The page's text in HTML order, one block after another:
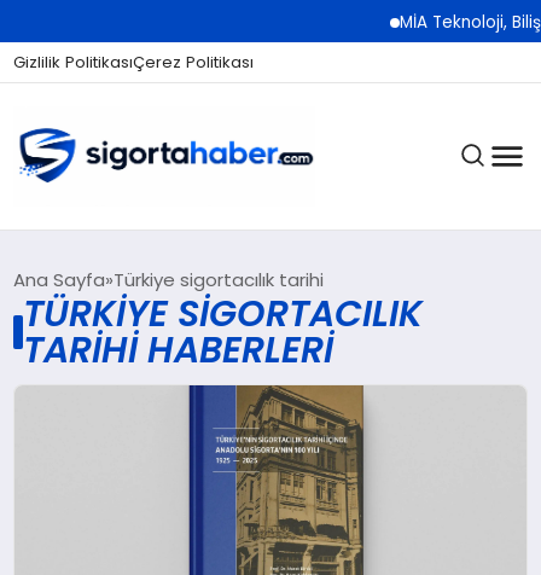
MİA Teknoloji,
Gizlilik PolitikasıÇerez Politikası
SIGORTA
BES / HAYAT
Ana Sayfa Türkiye sigortacılık tarihi
TÜRKIYE SIGORTACILIK
TARIHI HABERLERI